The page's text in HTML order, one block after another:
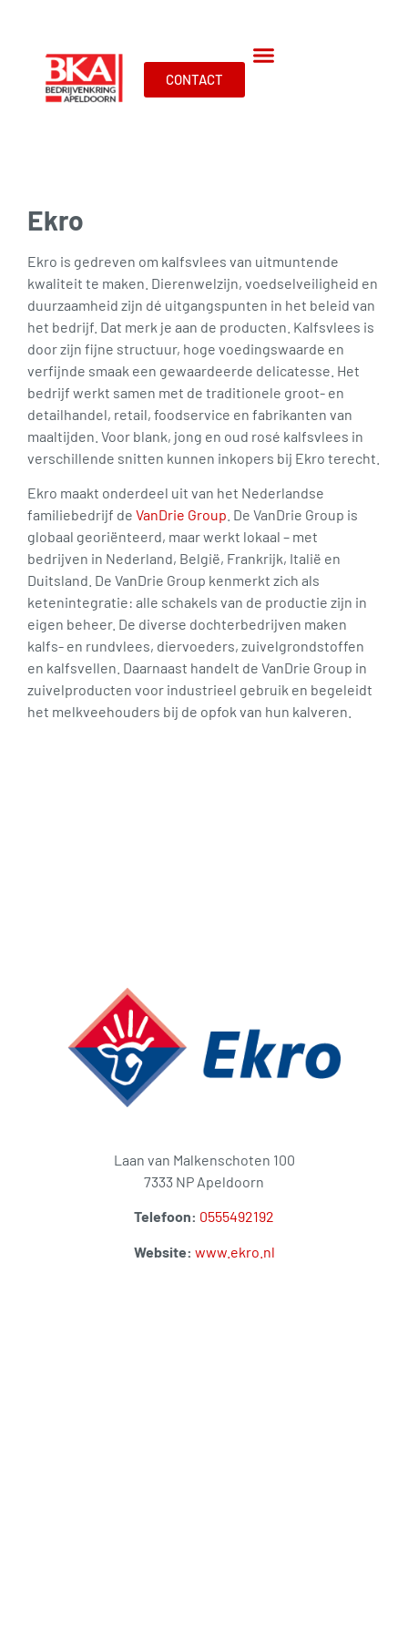
CONTACT
Ekro
Ekro is gedreven om kalfsvlees van uitmuntende
kwaliteit te maken. Dierenwelzijn, voedselveiligheid en
duurzaamheid zijn dé uitgangspunten in het beleid van
het bedrijf. Dat merk je aan de producten. Kalfsvlees is
door zijn fijne structuur, hoge voedingswaarde en
verfijnde smaak een gewaardeerde delicatesse. Het
bedrijf werkt samen met de traditionele groot- en
detailhandel, retail, foodservice en fabrikanten van
maaltijden. Voor blank, jong en oud rosé kalfsvlees in
verschillende snitten kunnen inkopers bij Ekro terecht.
Ekro maakt onderdeel uit van het Nederlandse
familiebedrijf de VanDrie Group . De VanDrie Group is
globaal georiënteerd, maar werkt lokaal – met
bedrijven in Nederland, België, Frankrijk, Italië en
Duitsland. De VanDrie Group kenmerkt zich als
ketenintegratie: alle schakels van de productie zijn in
eigen beheer. De diverse dochterbedrijven maken
kalfs- en rundvlees, diervoeders, zuivelgrondstoffen
en kalfsvellen. Daarnaast handelt de VanDrie Group in
zuivelproducten voor industrieel gebruik en begeleidt
het melkveehouders bij de opfok van hun kalveren.
Laan van Malkenschoten 100
7333 NP Apeldoorn
Telefoon: 0555492192
Website: www.ekro.nl